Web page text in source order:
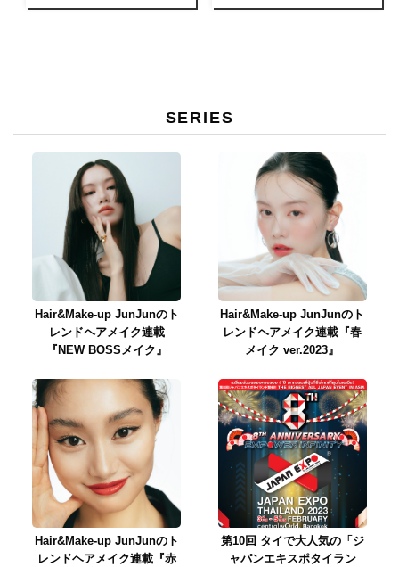
トストリートに誕生。
MIND」がデザイン性も機能
SERIES
Hair&Make-up JunJunのト
レンドヘアメイク連載
『NEW BOSSメイク』
Hair&Make-up JunJunのト
レンドヘアメイク連載『春
メイク ver.2023』
Hair&Make-up JunJunのト
レンドヘアメイク連載『赤
第10回 タイで大人気の「ジ
ャパンエキスポタイラン